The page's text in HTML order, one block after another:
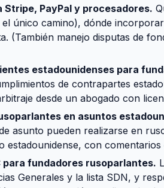
PayPal y procesadores.
único camino), dónde
(También manejo disputas de
estadounidenses para
de contrapartes
desde un abogado con
en asuntos
asunto pueden realizarse en
estadounidense, con
para fundadores rusoparlantes.
Generales y la lista SDN, y